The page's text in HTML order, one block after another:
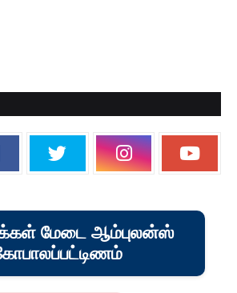
மேடை ஆம்புலன்ஸ்